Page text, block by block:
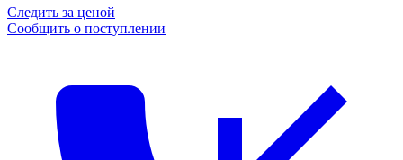
Следить за ценой
Сообщить о поступлении